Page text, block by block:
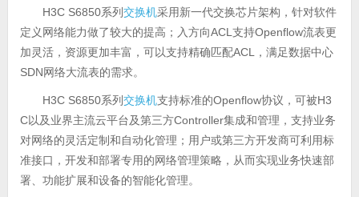
H3C S6850系列交换机采用新一代交换芯片架构，针对软件
定义网络能力做了较大的提高；入方向ACL支持Openflow流表更
加灵活，资源更加丰富，可以支持精确匹配ACL，满足数据中心
SDN网络大流表的需求。
H3C S6850系列交换机支持标准的Openflow协议，可被H3
C以及业界主流云平台及第三方Controller集成和管理，支持业务
对网络的灵活定制和自动化管理；用户或第三方开发商可利用标
准接口，开发和部署专用的网络管理策略，从而实现业务快速部
署、功能扩展和设备的智能化管理。